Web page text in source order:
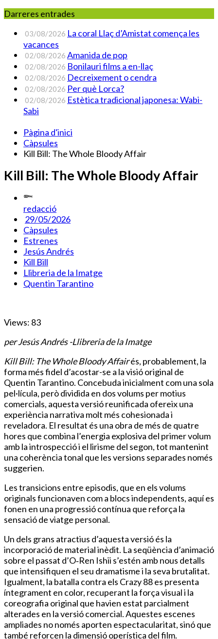
Darreres entrades
03/08/2026 La coral Llaç d’Amistat comença les
vacances
02/08/2026 Amanida de pop
02/08/2026 Bonilauri films a en-llaç
02/08/2026 Decreixement o cendra
02/08/2026 Per què Lorca?
02/08/2026 Estètica tradicional japonesa: Wabi-
Sabi
Pàgina d'inici
Càpsules
Kill Bill: The Whole Bloody Affair
Kill Bill: The Whole Bloody Affair
redacció
29/05/2026
Càpsules
Estrenes
Jesús Andrés
Kill Bill
Llibreria de la Imatge
Quentin Tarantino
Views: 83
per Jesús Andrés -Llibreria de la Imatge
Kill Bill: The Whole Bloody Affairés, probablement, la
forma més fidel d’acostar-se a la visió original de
Quentin Tarantino. Concebuda inicialment com una sola
pel·lícula, però dividida en dos volums per motius
comercials, aquesta versió reunificada ofereix una
experiència narrativa molt més cohesionada i
reveladora. El resultat és una obra de més de quatre
hores que combina l’energia explosiva del primer volum
amb la introspecció i el lirisme del segon, tot mantenint
una coherència tonal que les versions separades només
suggerien.
Les transicions entre episodis, que en els volums
originals funcionaven com a blocs independents, aquí es
fonen en una progressió contínua que reforça la
sensació de viatge personal.
Un dels grans atractius d’aquesta versió és la
incorporació de material inèdit. La seqüència d’animació
sobre el passat d’O‑Ren Ishii s’estén amb nous detalls
que intensifiquen el seu dramatisme i la seva brutalitat.
Igualment, la batalla contra els Crazy 88 es presenta
íntegrament en color, recuperant la força visual i la
coreografia original que havien estat parcialment
alterades en la versió comercial. Aquestes escenes
ampliades no només aporten espectacularitat, sinó que
també reforcen la dimensió operística del film.